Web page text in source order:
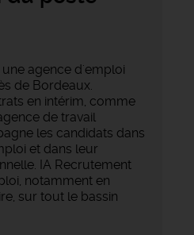
agence d'emploi
de Bordeaux.
en intérim, comme
de travail
les candidats dans
et dans leur
IA Recrutement
notamment en
sur tout le bassin